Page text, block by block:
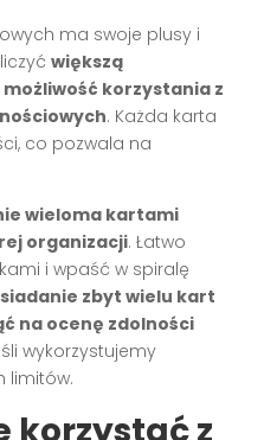
ma swoje plusy i
większą
korzystania z
. Każda karta
co pozwala na
wieloma kartami
organizacji. Łatwo
i wpaść w spiralę
zbyt wielu kart
na ocenę zdolności
wykorzystujemy
limitów.